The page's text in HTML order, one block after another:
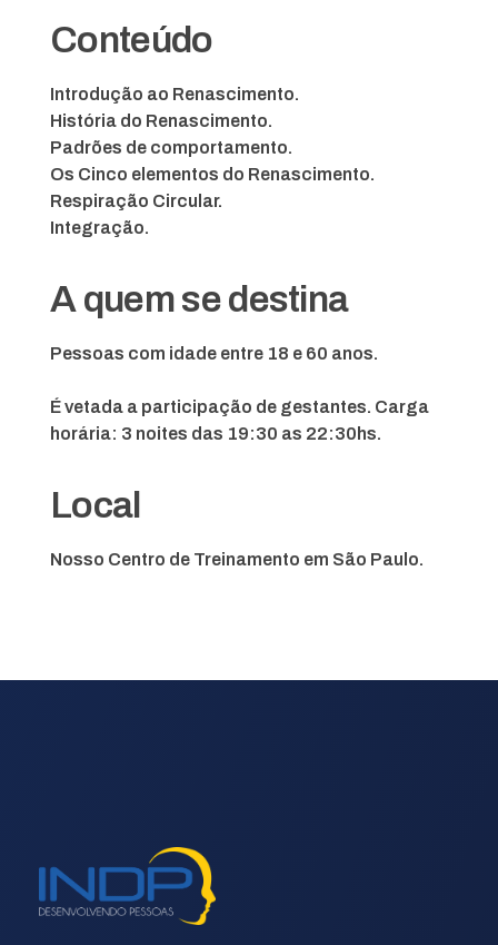
Conteúdo
Introdução ao Renascimento.
História do Renascimento.
Padrões de comportamento.
Os Cinco elementos do Renascimento.
Respiração Circular.
Integração.
A quem se destina
Pessoas com idade entre 18 e 60 anos.
É vetada a participação de gestantes. Carga
horária: 3 noites das 19:30 as 22:30hs.
Local
Nosso Centro de Treinamento em São Paulo.